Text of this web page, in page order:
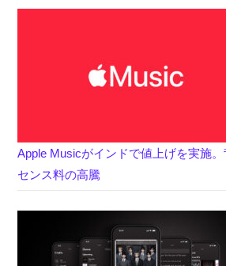
Apple Musicがインドで値上げを実施
センス料の高騰